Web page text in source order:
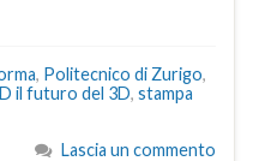
, Politecnico di Zurigo,
il futuro del 3D, stampa
Lascia un commento